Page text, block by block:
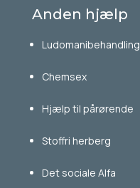
Anden hjælp
Ludomanibehandling
Chemsex
Hjælp til pårørende
Stoffri herberg
Det sociale Alfa